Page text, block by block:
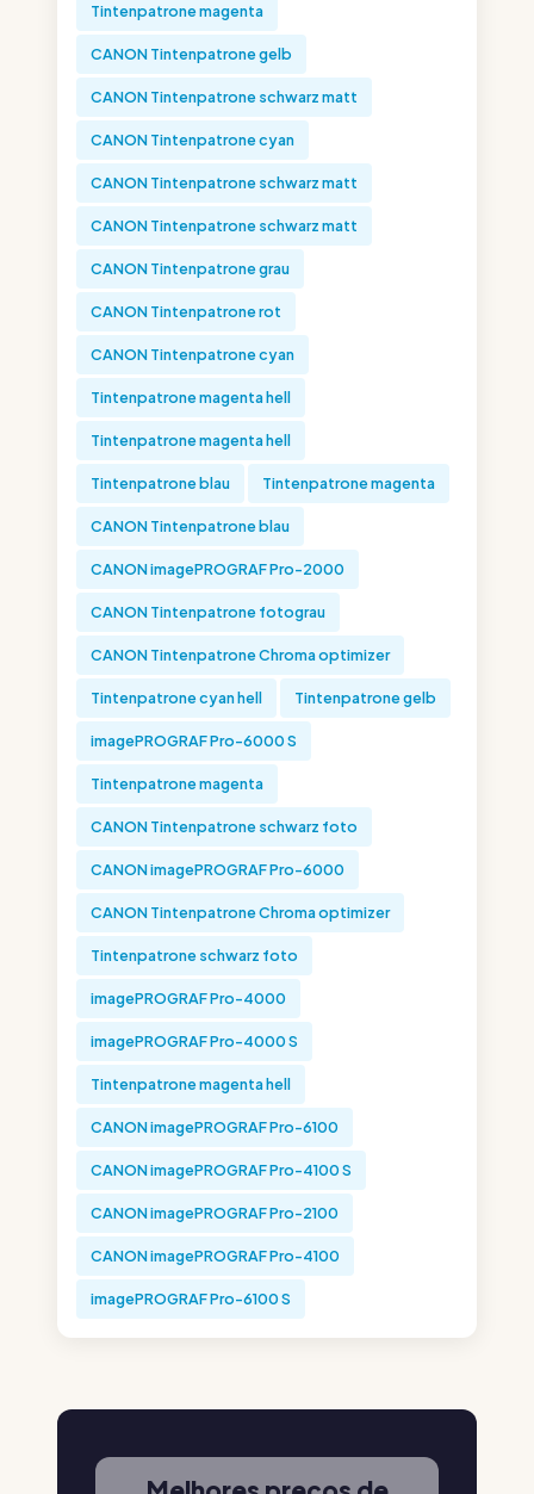
Tintenpatrone magenta
CANON Tintenpatrone gelb
CANON Tintenpatrone schwarz matt
CANON Tintenpatrone cyan
CANON Tintenpatrone schwarz matt
CANON Tintenpatrone schwarz matt
CANON Tintenpatrone grau
CANON Tintenpatrone rot
CANON Tintenpatrone cyan
Tintenpatrone magenta hell
Tintenpatrone magenta hell
Tintenpatrone blau Tintenpatrone magenta
CANON Tintenpatrone blau
CANON imagePROGRAF Pro-2000
CANON Tintenpatrone fotograu
CANON Tintenpatrone Chroma optimizer
Tintenpatrone cyan hell Tintenpatrone gelb
imagePROGRAF Pro-6000 S
Tintenpatrone magenta
CANON Tintenpatrone schwarz foto
CANON imagePROGRAF Pro-6000
CANON Tintenpatrone Chroma optimizer
Tintenpatrone schwarz foto
imagePROGRAF Pro-4000
imagePROGRAF Pro-4000 S
Tintenpatrone magenta hell
CANON imagePROGRAF Pro-6100
CANON imagePROGRAF Pro-4100 S
CANON imagePROGRAF Pro-2100
CANON imagePROGRAF Pro-4100
imagePROGRAF Pro-6100 S